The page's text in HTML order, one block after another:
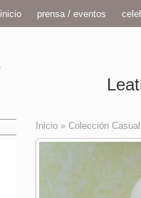
inicio prensa / eventos
Inicio » Colección Casual